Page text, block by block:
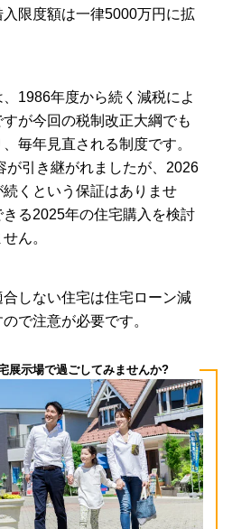
限度額は一律5000万円に拡
1986年度から続く減税によ
が今回の税制改正大綱でも
毎年見直される制度です。
が引き継がれましたが、2026
くという保証はありませ
る2025年の住宅購入を検討
ん。
しない住宅は住宅ローン減
で注意が必要です。
展示場で過ごしてみませんか?